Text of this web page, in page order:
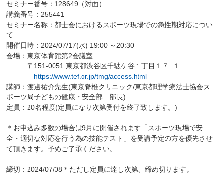
セミナー番号：128649（対面）
講義番号：255441
セミナー名称：都士会におけるスポーツ現場での急性期対応につい
て
開催日時：2024/07/17(水) 19:00 ～20:30
会場：東京体育館第2会議室
〒151-0051 東京都渋谷区千駄ケ谷１丁目１７−１
https://www.tef.or.jp/tmg/access.html
講師：渡邊祐介先生(東京脊椎クリニック/東京都理学療法士協会ス
ポーツ局子どもの健康・安全部 部長)
定員：20名程度(定員になり次第受付を終了致します。)
＊お申込み多数の場合は9月に開催されます「スポーツ現場で安
全・適切な対応を行う為の技能テスト」を受講予定の方を優先させ
て頂きます。予めご了承ください。
締切：2024/07/08＊ただし定員に達し次第、締め切ります。